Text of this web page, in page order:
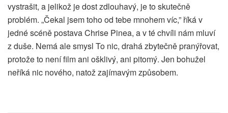
vystrašit, a jelikož je dost zdlouhavý, je to skutečně
problém. „Čekal jsem toho od tebe mnohem víc,” říká v
jedné scéně postava Chrise Pinea, a v té chvíli nám mluví
z duše. Nemá ale smysl To nic, drahá zbytečně pranýřovat,
protože to není film ani ošklivý, ani pitomý. Jen bohužel
neříká nic nového, natož zajímavým způsobem.